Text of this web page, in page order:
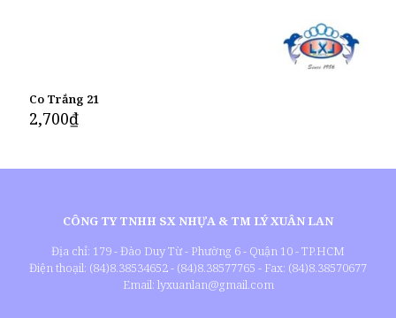
Co Trắng 21
2,700₫
CÔNG TY TNHH SX NHỰA & TM LÝ XUÂN LAN
Địa chỉ: 179 - Đào Duy Từ - Phường 6 - Quận 10 - TP.HCM
Điện thoạil: (84)8.38534652 - (84)8.38577765 - Fax: (84)8.38570677
Email: lyxuanlan@gmail.com